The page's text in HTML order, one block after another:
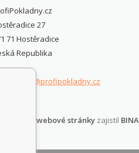
27
71 Hostěradice
Republika
posinfo@profipokladny.cz
Tvorbu webové stránky zajistil